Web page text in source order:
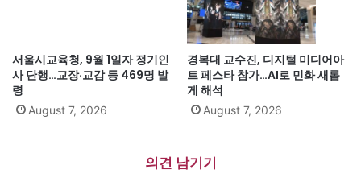
서울시교육청, 9월 1일자 정기인
사 단행…교장·교감 등 469명 발
령
August 7, 2026
경복대 교수진, 디지털 미디어아
트 페스타 참가…AI로 민화 새롭
게 해석
August 7, 2026
의견 남기기